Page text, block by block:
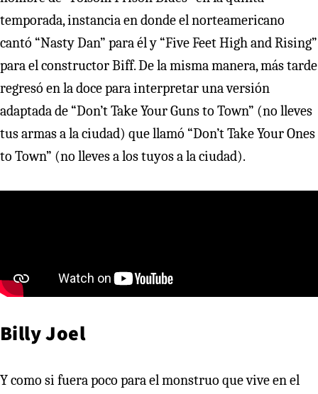
temporada, instancia en donde el norteamericano
cantó “Nasty Dan” para él y “Five Feet High and Rising”
para el constructor Biff. De la misma manera, más tarde
regresó en la doce para interpretar una versión
adaptada de “Don’t Take Your Guns to Town” (no lleves
tus armas a la ciudad) que llamó “Don’t Take Your Ones
to Town” (no lleves a los tuyos a la ciudad).
Billy Joel
Y como si fuera poco para el monstruo que vive en el